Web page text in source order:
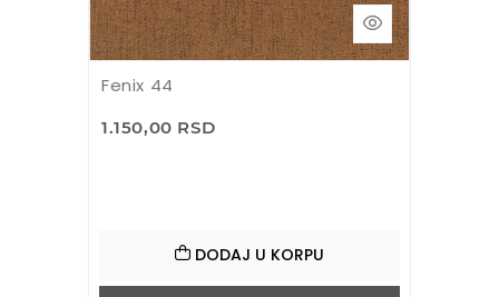
Fenix 44
1.150,00 RSD
DODAJ U KORPU